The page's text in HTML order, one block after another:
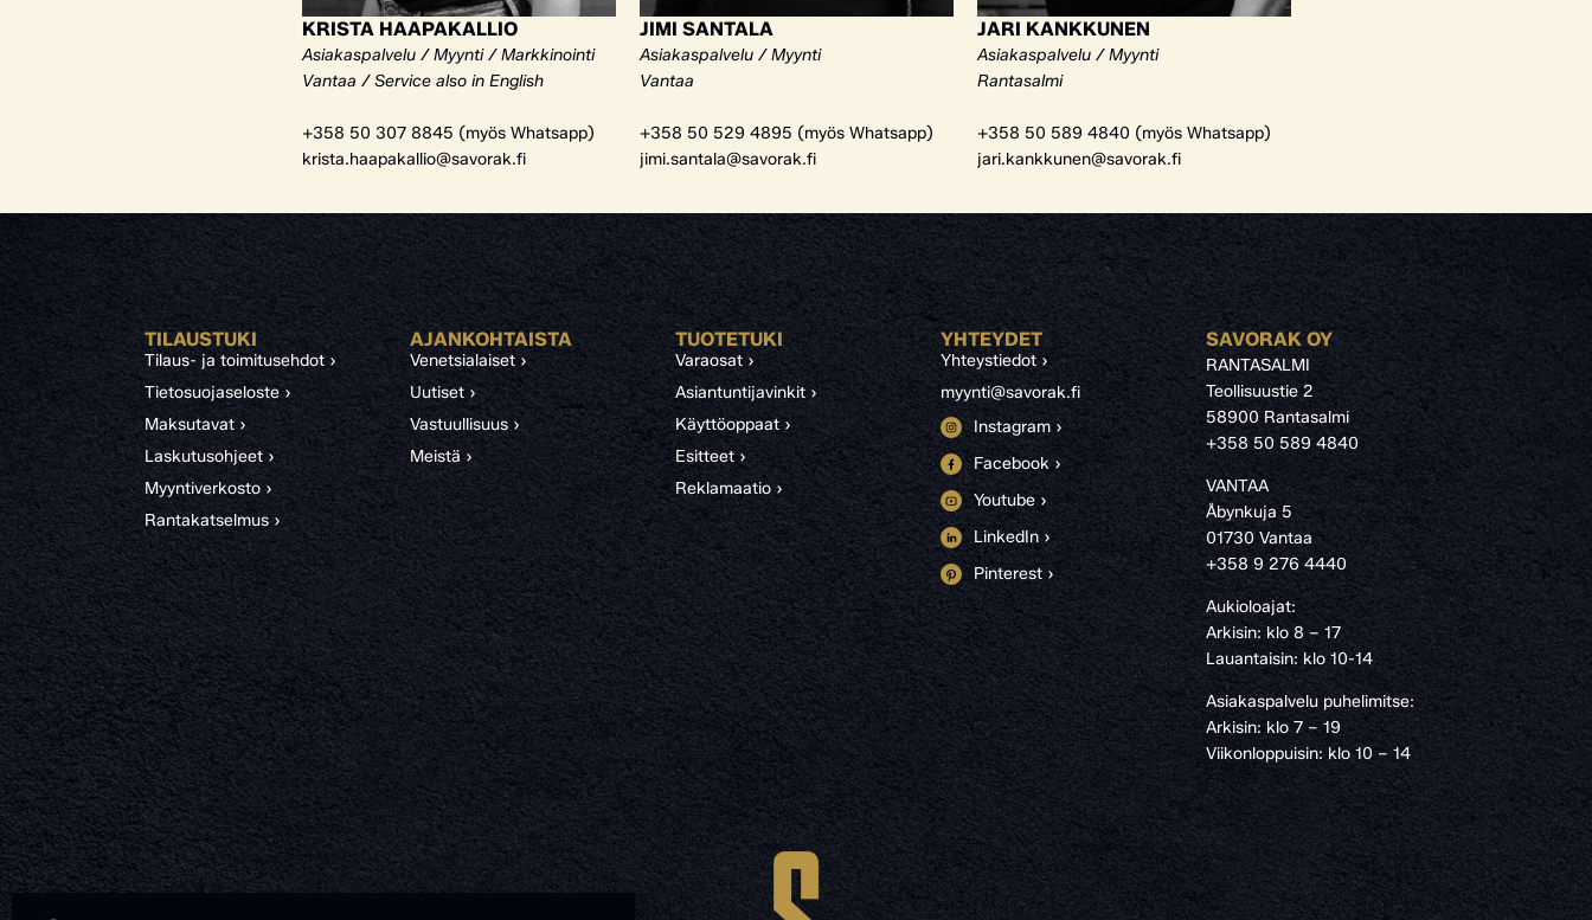
KRISTA HAAPAKALLIO
Asiakaspalvelu / Myynti / Markkinointi
Vantaa / Service also in English
+358 50 307 8845 (myös Whatsapp)
krista.haapakallio@savorak.fi
JIMI SANTALA
Asiakaspalvelu / Myynti
Vantaa
+358 50 529 4895 (myös Whatsapp)
jimi.santala@savorak.fi
JARI KANKKUNEN
Asiakaspalvelu / Myynti
Rantasalmi
+358 50 589 4840 (myös Whatsapp)
jari.kankkunen@savorak.fi
TILAUSTUKI
Tilaus- ja toimitusehdot ›
Tietosuojaseloste ›
Maksutavat ›
Laskutusohjeet ›
Myyntiverkosto ›
Rantakatselmus ›
AJANKOHTAISTA
Venetsialaiset ›
Uutiset ›
Vastuullisuus ›
Meistä ›
TUOTETUKI
Varaosat ›
Asiantuntijavinkit ›
Käyttöoppaat ›
Esitteet ›
Reklamaatio ›
YHTEYDET
Yhteystiedot ›
myynti@savorak.fi
Instagram ›
Facebook ›
Youtube ›
LinkedIn ›
Pinterest ›
SAVORAK OY
RANTASALMI
Teollisuustie 2
58900 Rantasalmi
+358 50 589 4840
VANTAA
Åbynkuja 5
01730 Vantaa
+358 9 276 4440
Aukioloajat:
Arkisin: klo 8 – 17
Lauantaisin: klo 10-14
Asiakaspalvelu puhelimitse:
Arkisin: klo 7 – 19
Viikonloppuisin: klo 10 – 14